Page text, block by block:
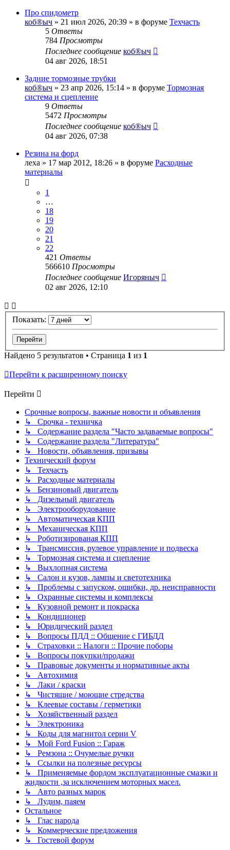
Про спидометр
коб®ыч » 21 июл 2026, 20:39 » в форуме Техчасть
5 Ответы
784 Просмотры
Последнее сообщение коб®ыч
04 авг 2026, 18:51
Задние тормозные трубки
коб®ыч » 23 апр 2026, 15:14 » в форуме Тормозная
система и сцепление
9 Ответы
5472 Просмотры
Последнее сообщение коб®ыч
04 авг 2026, 07:38
Резина на форд
леха » 17 мар 2012, 18:26 » в форуме Расходные
материалы
1
…
18
19
20
21
22
421 Ответы
566610 Просмотры
Последнее сообщение Игоряныч
02 авг 2026, 12:10
Показать:
Найдено 5 результатов • Страница 1 из 1
Перейти к расширенному поиску
Перейти
Срочные вопросы, важные новости и объявления
↳ Срочка - техничка
↳ Содержание раздела "Часто задаваемые вопросы"
↳ Содержание раздела "Литература"
↳ Новости, объявления, призывы
Технический форум
↳ Техчасть
↳ Расходные материалы
↳ Бензиновый двигатель
↳ Дизельный двигатель
↳ Электрооборудование
↳ Автоматическая КПП
↳ Механическая КПП
↳ Роботизированая КПП
↳ Трансмиссия, рулевое управление и подвеска
↳ Тормозная система и сцепление
↳ Выхлопная система
↳ Салон и кузов, лампы и светотехника
↳ Проблемы с запуском, ошибки, др. неисправности
↳ Охранные системы и комплексы
↳ Кузовной ремонт и покраска
↳ Кондиционер
↳ Юридический раздел
↳ Вопросы ПДД :: Общение с ГИБДД
↳ Страховки :: Налоги :: Прочие поборы
↳ Вопросы покупки/продажи
↳ Правовые документы и нормативные акты
↳ Автохимия
↳ Лаки / краски
↳ Чистящие / моющие стредства
↳ Клеевые составы / герметики
↳ Хозяйственный раздел
↳ Электроника
↳ Коды для магнитол серии V
↳ Мой Ford Fusion :: Гараж
↳ Ремзона :: Очумелые ручки
↳ Ссылки на полезные ресурсы
↳ Применяемые фордом эксплуатационные смазки и
жидкости ,за исключением моторных масел.
↳ Авто разных марок
↳ Лудим, паяем
Остальное
↳ Глас народа
↳ Коммерческие предложения
↳ Гостевой форум